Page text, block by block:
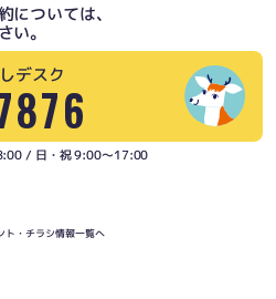
については、
い。
デスク
/ 日・祝 9:00〜17:00
ト・チラシ情報一覧へ